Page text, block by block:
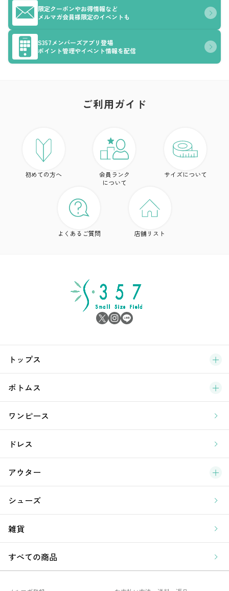
ブ
新
ラ
ア
限定クーポンやお得情報など
メルマガ会員様限定のイベントも
S357メンバーズアプリ登場
ポイント管理やイベント情報を配信
ご利用ガイド
初めての方へ
会員ランク
について
サイズについて
よくあるご質問 店舗リスト
トップス
ボトムス
ワンピース
ドレス
アウター
シューズ
雑貨
すべての商品